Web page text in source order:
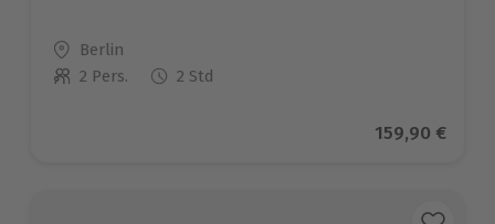
Standort
Berlin
Anzahl der Teilnehmer
2 Pers. 2 Std
Aktueller
159,90 €